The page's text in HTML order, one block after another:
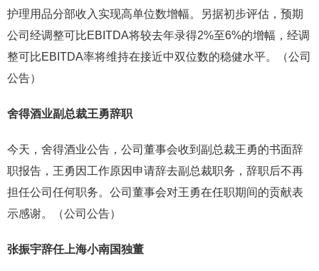
护理用品分部收入实现高单位数增幅。另据初步评估，预期
公司经调整可比EBITDA将较去年录得2%至6%的增幅，经调
整可比EBITDA率将维持在接近中双位数的稳健水平。（公司
公告）
舍得酒业副总裁王勇辞职
今天，舍得酒业公告，公司董事会收到副总裁王勇的书面辞
职报告，王勇因工作原因申请辞去副总裁职务，辞职后不再
担任公司任何职务。公司董事会对王勇在任职期间的贡献表
示感谢。（公司公告）
张振宇辞任上海小南国独董